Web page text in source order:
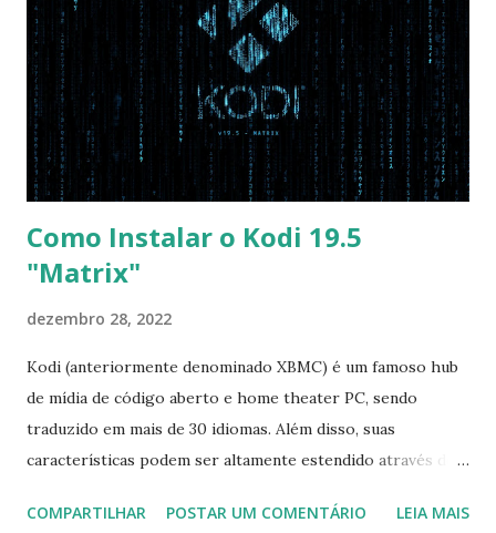
opção garante boot com Win e Linux) Boot > Boot Priority
Order USB HDD: SATA CD: SATA HDD: Essa ordem de boot
vai garantir que ele tente primeiro o boot pela USB, depois
pelo CD e por último no HD. Apenas as opções acima são
as necessá...
Como Instalar o Kodi 19.5
"Matrix"
dezembro 28, 2022
Kodi (anteriormente denominado XBMC) é um famoso hub
de mídia de código aberto e home theater PC, sendo
traduzido em mais de 30 idiomas. Além disso, suas
características podem ser altamente estendido através de
(personal video recorder). A versão final do Kodi 19.5
COMPARTILHAR POSTAR UM COMENTÁRIO LEIA MAIS